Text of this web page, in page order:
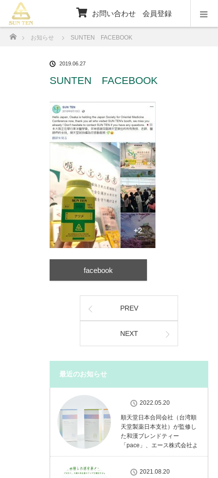
お問い合わせ 会員登録
ホーム
お知らせ SUNTEN FACEBOOK
2019.06.27
SUNTEN FACEBOOK
facebook
PREV
NEXT
最近のお知らせ
2022.05.20
順天堂日本合同会社（台湾順
天堂製薬日本支社）が監修し
た和漢ブレンドティー
「pace」、エース株式会社よ
2021.08.20